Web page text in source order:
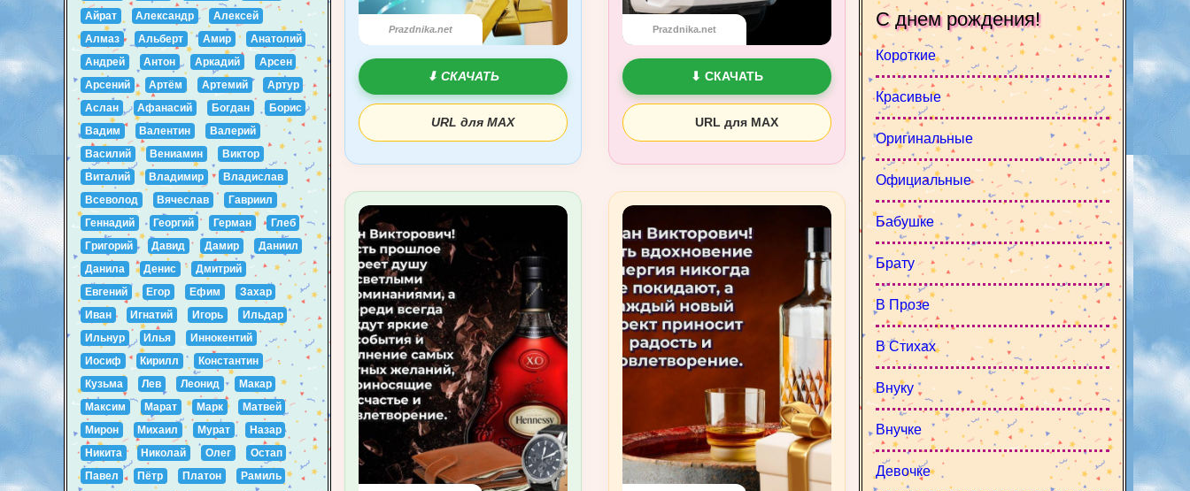
Prazdnika.net
⬇ СКАЧАТЬ
URL для MAX
Prazdnika.net
⬇ СКАЧАТЬ
URL для MAX
С днем рождения!
Короткие
Красивые
Оригинальные
Официальные
Бабушке
Брату
В Прозе
В Стихах
Внуку
Внучке
Девочке
Айрат
Александр
Алексей
Алмаз
Альберт Амир
Анатолий
Андрей
Антон Аркадий
Арсен
Арсений
Артём Артемий
Артур
Аслан
Афанасий Богдан
Борис
Вадим
Валентин
Валерий
Василий
Вениамин
Виктор
Виталий
Владимир
Владислав
Всеволод
Вячеслав
Гавриил
Геннадий
Георгий Герман
Глеб
Григорий
Давид Дамир
Даниил
Данила
Денис
Дмитрий
Евгений
Егор Ефим
Захар
Иван
Игнатий Игорь
Ильдар
Ильнур
Илья
Иннокентий
Иосиф
Кирилл
Константин
Кузьма
Лев Леонид
Макар
Максим
Марат Марк
Матвей
Мирон
Михаил Мурат
Назар
Никита
Николай Олег
Остап
Павел
Пётр Платон
Рамиль